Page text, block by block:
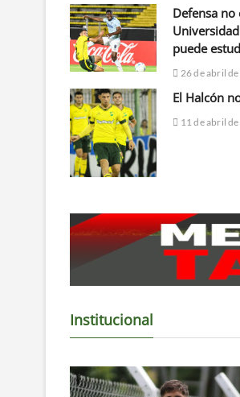
Defensa
puede
26 de abril
El Halcón
11 de abril
Institucional